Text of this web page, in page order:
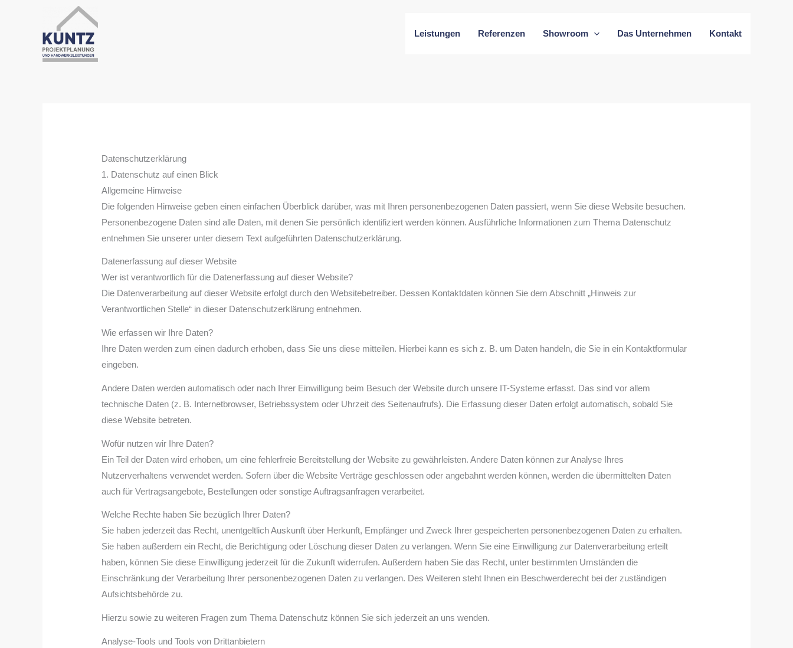
Leistungen Referenzen Showroom Das Unternehmen Kontakt
Datenschutz­erklärung
1. Datenschutz auf einen Blick
Allgemeine Hinweise
Die folgenden Hinweise geben einen einfachen Überblick darüber, was mit Ihren personenbezogenen Daten passiert, wenn Sie diese Website besuchen.
Personenbezogene Daten sind alle Daten, mit denen Sie persönlich identifiziert werden können. Ausführliche Informationen zum Thema Datenschutz
entnehmen Sie unserer unter diesem Text aufgeführten Datenschutzerklärung.
Datenerfassung auf dieser Website
Wer ist verantwortlich für die Datenerfassung auf dieser Website?
Die Datenverarbeitung auf dieser Website erfolgt durch den Websitebetreiber. Dessen Kontaktdaten können Sie dem Abschnitt „Hinweis zur
Verantwortlichen Stelle“ in dieser Datenschutzerklärung entnehmen.
Wie erfassen wir Ihre Daten?
Ihre Daten werden zum einen dadurch erhoben, dass Sie uns diese mitteilen. Hierbei kann es sich z. B. um Daten handeln, die Sie in ein Kontaktformular
eingeben.
Andere Daten werden automatisch oder nach Ihrer Einwilligung beim Besuch der Website durch unsere IT-Systeme erfasst. Das sind vor allem
technische Daten (z. B. Internetbrowser, Betriebssystem oder Uhrzeit des Seitenaufrufs). Die Erfassung dieser Daten erfolgt automatisch, sobald Sie
diese Website betreten.
Wofür nutzen wir Ihre Daten?
Ein Teil der Daten wird erhoben, um eine fehlerfreie Bereitstellung der Website zu gewährleisten. Andere Daten können zur Analyse Ihres
Nutzerverhaltens verwendet werden. Sofern über die Website Verträge geschlossen oder angebahnt werden können, werden die übermittelten Daten
auch für Vertragsangebote, Bestellungen oder sonstige Auftragsanfragen verarbeitet.
Welche Rechte haben Sie bezüglich Ihrer Daten?
Sie haben jederzeit das Recht, unentgeltlich Auskunft über Herkunft, Empfänger und Zweck Ihrer gespeicherten personenbezogenen Daten zu erhalten.
Sie haben außerdem ein Recht, die Berichtigung oder Löschung dieser Daten zu verlangen. Wenn Sie eine Einwilligung zur Datenverarbeitung erteilt
haben, können Sie diese Einwilligung jederzeit für die Zukunft widerrufen. Außerdem haben Sie das Recht, unter bestimmten Umständen die
Einschränkung der Verarbeitung Ihrer personenbezogenen Daten zu verlangen. Des Weiteren steht Ihnen ein Beschwerderecht bei der zuständigen
Aufsichtsbehörde zu.
Hierzu sowie zu weiteren Fragen zum Thema Datenschutz können Sie sich jederzeit an uns wenden.
Analyse-Tools und Tools von Dritt­anbietern